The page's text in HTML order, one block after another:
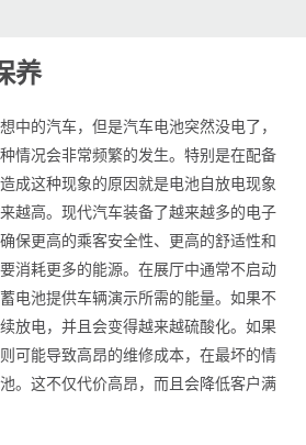
养
中的汽车，但是汽车电池突然没电了，
情况会非常频繁的发生。特别是在配备
成这种现象的原因就是电池自放电现象
越高。现代汽车装备了越来越多的电子
保更高的乘客安全性、更高的舒适性和
消耗更多的能源。在展厅中通常不启动
电池提供车辆演示所需的能量。如果不
放电，并且会变得越来越硫酸化。如果
可能导致高昂的维修成本，在最坏的情
。这不仅代价高昂，而且会降低客户满